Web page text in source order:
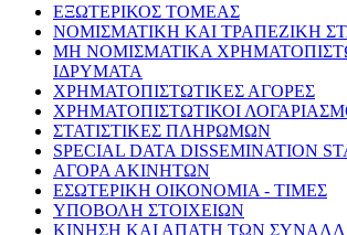
ΕΞΩΤΕΡΙΚΟΣ ΤΟΜΕΑΣ
ΝΟΜΙΣΜΑΤΙΚΗ ΚΑΙ ΤΡΑΠΕΖΙΚΗ
ΜΗ ΝΟΜΙΣΜΑΤΙΚΑ
ΙΔΡΥΜΑΤΑ
ΧΡΗΜΑΤΟΠΙΣΤΩΤΙΚΕΣ ΑΓΟΡΕΣ
ΧΡΗΜΑΤΟΠΙΣΤΩΤΙΚΟΙ
ΣΤΑΤΙΣΤΙΚΕΣ ΠΛΗΡΩΜΩΝ
SPECIAL DATA DISSEMINATION
ΑΓΟΡΑ ΑΚΙΝΗΤΩΝ
ΕΣΩΤΕΡΙΚΗ ΟΙΚΟΝΟΜΙΑ - ΤΙΜΕΣ
ΥΠΟΒΟΛΗ ΣΤΟΙΧΕΙΩΝ
ΚΙΝΗΣΗ ΚΑΙ ΑΠΑΤΗ ΤΩΝ